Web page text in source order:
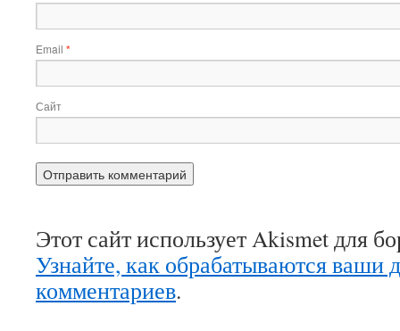
Email *
Сайт
Этот сайт использует Akismet для
Узнайте, как обрабатываются ваши
комментариев.